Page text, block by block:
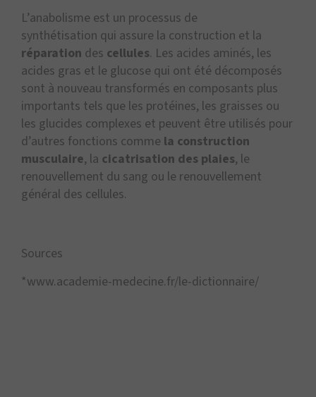
L’anabolisme est un processus de
synthétisation qui assure la construction et la
réparation des cellules. Les acides aminés, les
acides gras et le glucose qui ont été décomposés
sont à nouveau transformés en composants plus
importants tels que les protéines, les graisses ou
les glucides complexes et peuvent être utilisés pour
d’autres fonctions comme la construction
musculaire, la cicatrisation des plaies, le
renouvellement du sang ou le renouvellement
général des cellules.
Sources
*www.academie-medecine.fr/le-dictionnaire/